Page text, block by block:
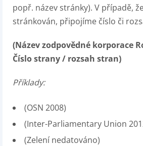
popř. název stránky). V případě,
stránkován, připojíme číslo či
(Název zodpovědné korporace
Číslo strany / rozsah stran)
Příklady:
(OSN 2008)
(Inter-Parliamentary Union
(Zelení nedatováno)